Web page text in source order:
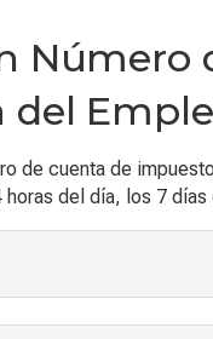
Número
del
de cuenta de
del día, los 7 días